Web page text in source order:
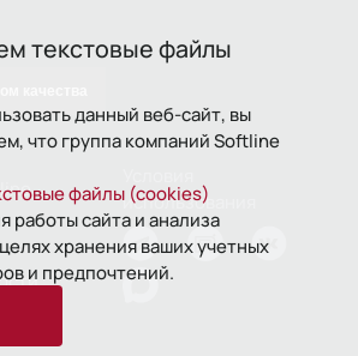
текстовые файлы
данный веб-сайт, вы
что группа компаний Softline
файлы (cookies)
работы сайта и анализа
хранения ваших учетных
и предпочтений.
качества
использования